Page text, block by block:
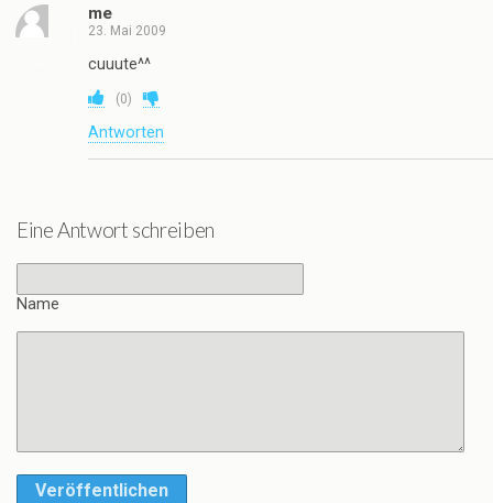
me
23. Mai 2009
cuuute^^
(0)
Antworten
Eine Antwort schreiben
Name
Veröffentlichen